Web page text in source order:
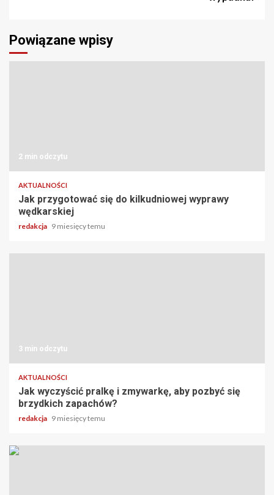
Powiązane wpisy
2 min odczytu
AKTUALNOŚCI
Jak przygotować się do kilkudniowej wyprawy
wędkarskiej
redakcja 9 miesięcy temu
3 min odczytu
AKTUALNOŚCI
Jak wyczyścić pralkę i zmywarkę, aby pozbyć się
brzydkich zapachów?
redakcja 9 miesięcy temu